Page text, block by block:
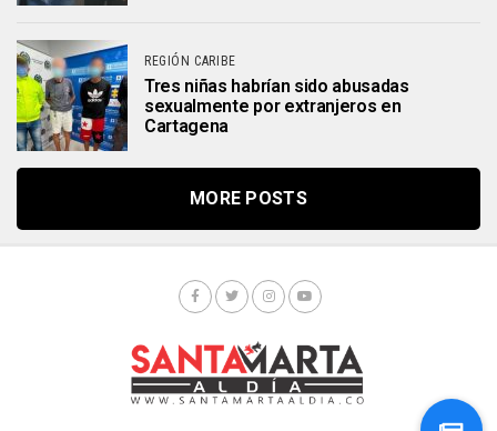
REGIÓN CARIBE
Tres niñas habrían sido abusadas
sexualmente por extranjeros en
Cartagena
MORE POSTS